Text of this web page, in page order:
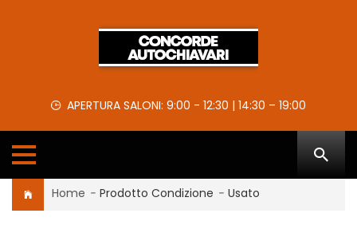
APERTURA SALONI: 9:00 - 12:30 | 14:30 – 19:00
Home - Prodotto Condizione - Usato